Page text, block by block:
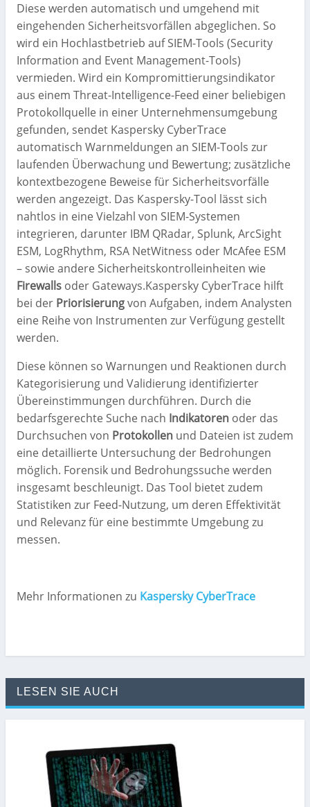
Diese werden automatisch und umgehend mit
eingehenden Sicherheitsvorfällen abgeglichen. So
wird ein Hochlastbetrieb auf SIEM-Tools (Security
Information and Event Management-Tools)
vermieden. Wird ein Kompromittierungsindikator
aus einem Threat-Intelligence-Feed einer beliebigen
Protokollquelle in einer Unternehmensumgebung
gefunden, sendet Kaspersky CyberTrace
automatisch Warnmeldungen an SIEM-Tools zur
laufenden Überwachung und Bewertung; zusätzliche
kontextbezogene Beweise für Sicherheitsvorfälle
werden angezeigt. Das Kaspersky-Tool lässt sich
nahtlos in eine Vielzahl von SIEM-Systemen
integrieren, darunter IBM QRadar, Splunk, ArcSight
ESM, LogRhythm, RSA NetWitness oder McAfee ESM
– sowie andere Sicherheitskontrolleinheiten wie
Firewalls oder Gateways.Kaspersky CyberTrace hilft
bei der Priorisierungvon Aufgaben, indem Analysten
eine Reihe von Instrumenten zur Verfügung gestellt
werden.
Diese können so Warnungen und Reaktionen durch
Kategorisierung und Validierung identifizierter
Übereinstimmungen durchführen. Durch die
bedarfsgerechte Suche nach Indikatoren oder das
Durchsuchen von Protokollen und Dateien ist zudem
eine detaillierte Untersuchung der Bedrohungen
möglich. Forensik und Bedrohungssuche werden
insgesamt beschleunigt. Das Tool bietet zudem
Statistiken zur Feed-Nutzung, um deren Effektivität
und Relevanz für eine bestimmte Umgebung zu
messen.
Mehr Informationen zu Kaspersky CyberTrace
LESEN SIE AUCH